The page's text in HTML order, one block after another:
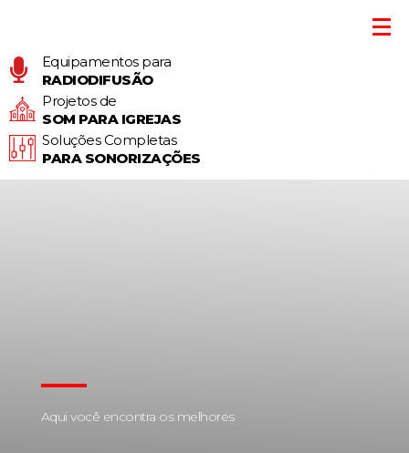
Equipamentos para
RADIODIFUSÃO
Projetos de
SOM PARA IGREJAS
Soluções Completas
PARA SONORIZAÇÕES
Aqui você encontra os melhores